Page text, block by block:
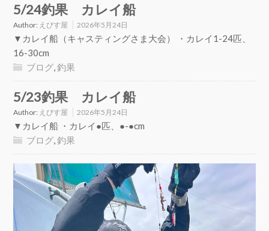
5/24釣果 カレイ船
Author: えびす屋 2026年5月24日
▼カレイ船（キャスティングさま大会） ・カレイ1-24匹、
16-30cm
ブログ,釣果
5/23釣果 カレイ船
Author: えびす屋 2026年5月24日
▼カレイ船 ・カレイ●匹、●-●cm
ブログ,釣果